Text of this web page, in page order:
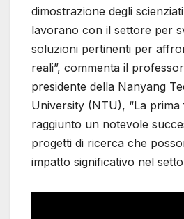
dimostrazione degli
lavorano con il settore per
soluzioni pertinenti per
reali”, commenta il
presidente della Nanyang
University (NTU), “La
raggiunto un notevole
progetti di ricerca che
impatto significativo nel